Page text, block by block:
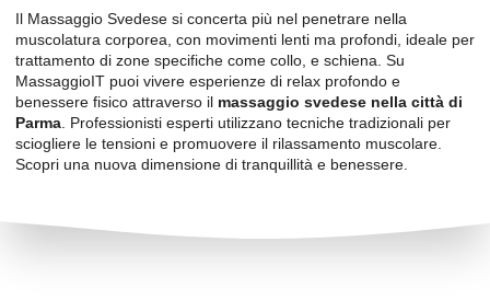
Il Massaggio Svedese si concerta più nel penetrare nella
muscolatura corporea, con movimenti lenti ma profondi, ideale per
trattamento di zone specifiche come collo, e schiena. Su
MassaggioIT puoi vivere esperienze di relax profondo e
benessere fisico attraverso il massaggio svedese nella città di
Parma . Professionisti esperti utilizzano tecniche tradizionali per
sciogliere le tensioni e promuovere il rilassamento muscolare.
Scopri una nuova dimensione di tranquillità e benessere.